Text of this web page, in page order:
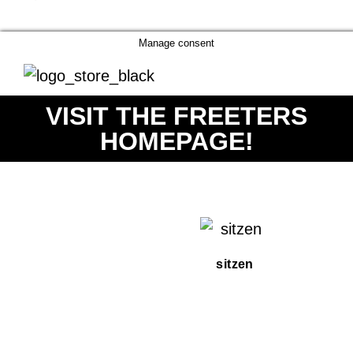
Manage consent
VISIT THE FREETERS
HOMEPAGE!
sitzen